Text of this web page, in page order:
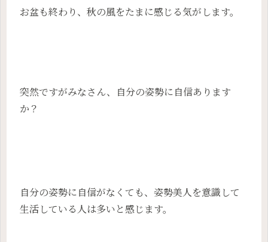
お盆も終わり、秋の風をたまに感じる気がします。
突然ですがみなさん、自分の姿勢に自信あります
か？
自分の姿勢に自信がなくても、姿勢美人を意識して
生活している人は多いと感じます。